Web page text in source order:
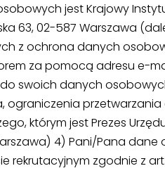
jest Krajowy
63, 02-587 Warszawa
z ochrona danych
za pomocą adresu e-
swoich danych
ograniczenia
którym jest Prezes
4) Pani/Pana
rekrutacyjnym zgodnie z